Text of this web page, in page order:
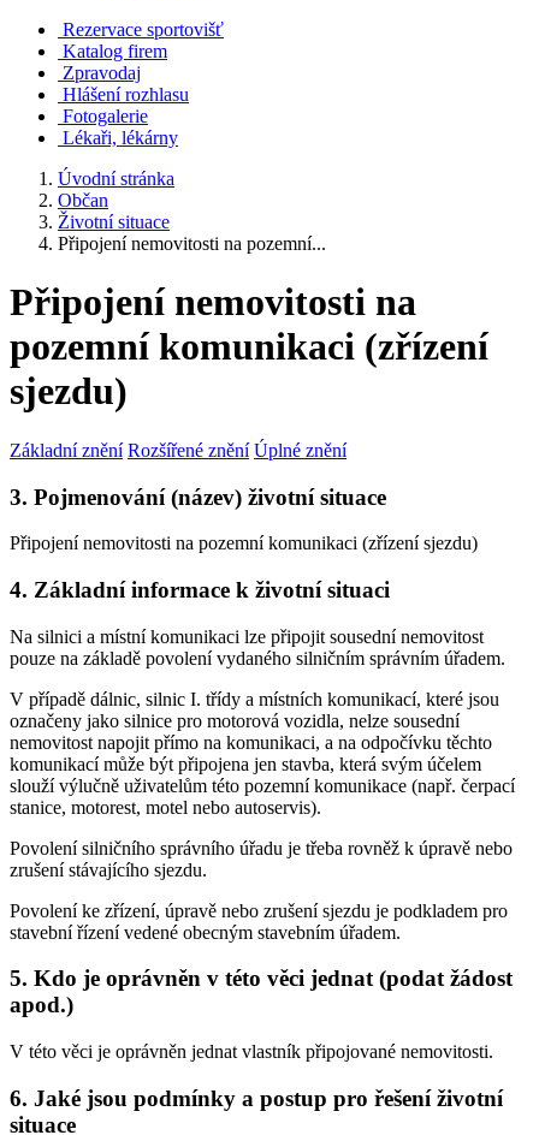
Rezervace sportovišť
Katalog firem
Zpravodaj
Hlášení rozhlasu
Fotogalerie
Lékaři, lékárny
Úvodní stránka
Občan
Životní situace
Připojení nemovitosti na pozemní...
Připojení nemovitosti na
pozemní komunikaci (zřízení
sjezdu)
Základní znění Rozšířené znění Úplné znění
3. Pojmenování (název) životní situace
Připojení nemovitosti na pozemní komunikaci (zřízení sjezdu)
4. Základní informace k životní situaci
Na silnici a místní komunikaci lze připojit sousední nemovitost
pouze na základě povolení vydaného silničním správním úřadem.
V případě dálnic, silnic I. třídy a místních komunikací, které jsou
označeny jako silnice pro motorová vozidla, nelze sousední
nemovitost napojit přímo na komunikaci, a na odpočívku těchto
komunikací může být připojena jen stavba, která svým účelem
slouží výlučně uživatelům této pozemní komunikace (např. čerpací
stanice, motorest, motel nebo autoservis).
Povolení silničního správního úřadu je třeba rovněž k úpravě nebo
zrušení stávajícího sjezdu.
Povolení ke zřízení, úpravě nebo zrušení sjezdu je podkladem pro
stavební řízení vedené obecným stavebním úřadem.
5. Kdo je oprávněn v této věci jednat (podat žádost
apod.)
V této věci je oprávněn jednat vlastník připojované nemovitosti.
6. Jaké jsou podmínky a postup pro řešení životní
situace